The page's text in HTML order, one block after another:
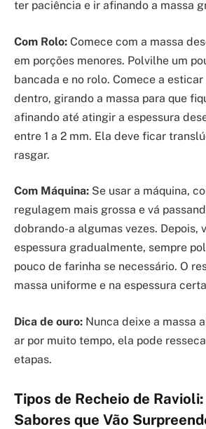
ter paciência e ir afinando a massa
Com Rolo: Comece com a massa
em porções menores. Polvilhe um
bancada e no rolo. Comece a
dentro, girando a massa para que
afinando até atingir a espessura
entre 1 a 2 mm. Ela deve ficar
rasgar.
Com Máquina: Se usar a máquina,
regulagem mais grossa e vá
dobrando-a algumas vezes. Depois,
espessura gradualmente, sempre
pouco de farinha se necessário. O
massa uniforme e na espessura
Dica de ouro: Nunca deixe a massa
ar por muito tempo, ela pode
etapas.
Tipos de Recheio de
Sabores que Vão